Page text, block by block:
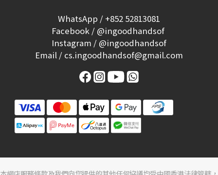
WhatsApp / +852 52813081
Facebook / @ingoodhandsof
Instagram / @ingoodhandsof
Email / cs.ingoodhandsof@gmail.com